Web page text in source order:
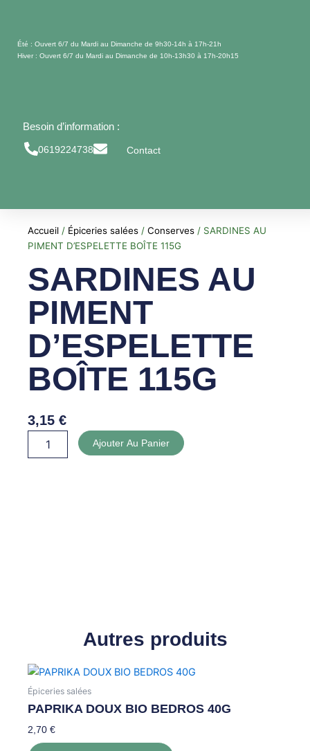
contenuÉté : Ouvert 6/7 du Mardi au Dimanche de 9h30-14h à 17h-21h
Hiver : Ouvert 6/7 du Mardi au Dimanche de 10h-13h30 à 17h-20h15
Besoin d’information :
0619224738 Contact
Accueil / Épiceries salées /Conserves / SARDINES AU
PIMENT D’ESPELETTE BOÎTE 115G
SARDINES AU
PIMENT
D’ESPELETTE
BOÎTE 115G
3,15€
Ajouter Au Panier
Autres produits
Épiceries salées
PAPRIKA DOUX BIO BEDROS 40G
2,70€